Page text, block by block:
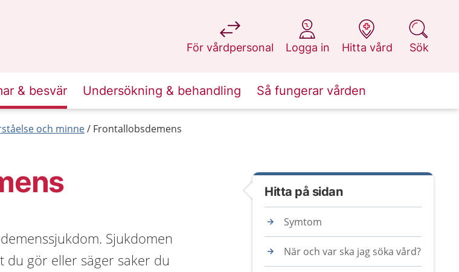
För vårdpersonal
på 1177.se
Logga in
på 1177.se
Hitta vård
på 1177.se
Sök
på 1177.se
& besvär Undersökning & behandling Så fungerar vården
och minne Frontallobsdemens
Sjukdomen
du gör eller säger saker du
Hitta på sidan
Symtom
När och var ska jag söka vård?